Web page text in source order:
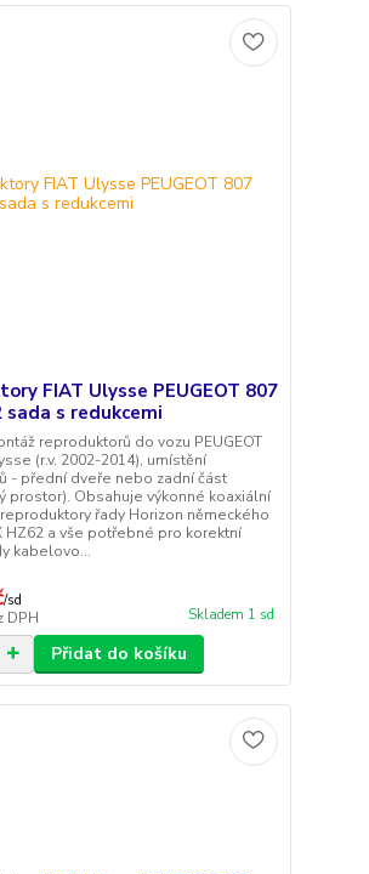
FIAT Ulysse PEUGEOT 807
sada s redukcemi
reproduktorů do vozu PEUGEOT
(r.v. 2002-2014), umístění
- přední dveře nebo zadní část
prostor). Obsahuje výkonné koaxiální
řady Horizon německého
HZ62 a vše potřebné pro korektní
kabelovo...
/sd
DPH Skladem 1 sd
Přidat do košíku